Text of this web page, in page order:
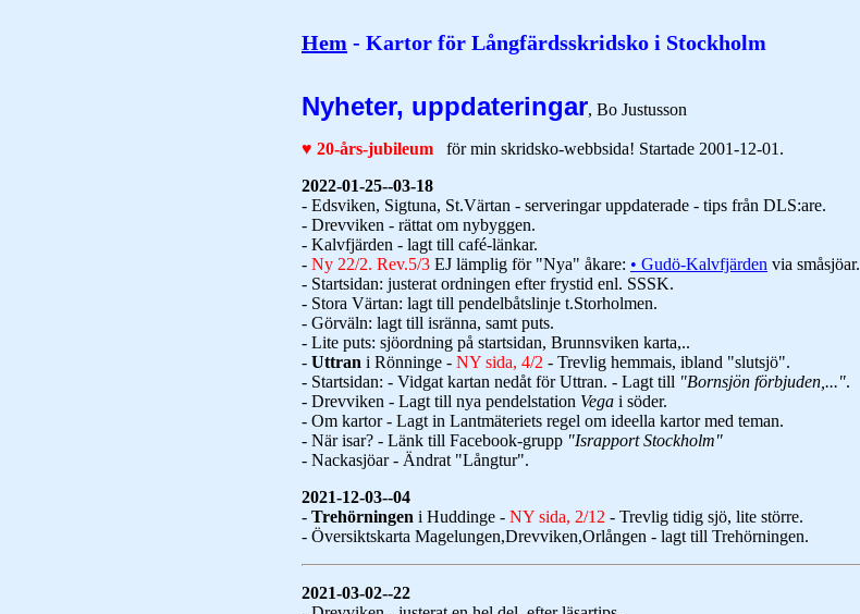
Hem - Kartor för Långfärdsskridsko i Stockholm
Nyheter, uppdateringar, Bo Justusson
♥ 20-års-jubileum
för min skridsko-webbsida! Startade 2001-12-01.
2022-01-25--03-18
- Edsviken, Sigtuna, St.Värtan - serveringar uppdaterade - tips från DLS:are.
- Drevviken - rättat om nybyggen.
- Kalvfjärden - lagt till café-länkar.
- Ny 22/2. Rev.5/3 EJ lämplig för "Nya" åkare: • Gudö-Kalvfjärden via småsjöar.
- Startsidan: justerat ordningen efter frystid enl. SSSK.
- Stora Värtan: lagt till pendelbåtslinje t.Storholmen.
- Görväln: lagt till isränna, samt puts.
- Lite puts: sjöordning på startsidan, Brunnsviken karta,..
- Uttran i Rönninge - NY sida, 4/2 - Trevlig hemmais, ibland "slutsjö".
- Startsidan: - Vidgat kartan nedåt för Uttran. - Lagt till "Bornsjön förbjuden,...".
- Drevviken - Lagt till nya pendelstation Vega i söder.
- Om kartor - Lagt in Lantmäteriets regel om ideella kartor med teman.
- När isar? - Länk till Facebook-grupp "Israpport Stockholm"
- Nackasjöar - Ändrat "Långtur".
2021-12-03--04
- Trehörningen i Huddinge - NY sida, 2/12 - Trevlig tidig sjö, lite större.
- Översiktskarta Magelungen,Drevviken,Orlången - lagt till Trehörningen.
2021-03-02--22